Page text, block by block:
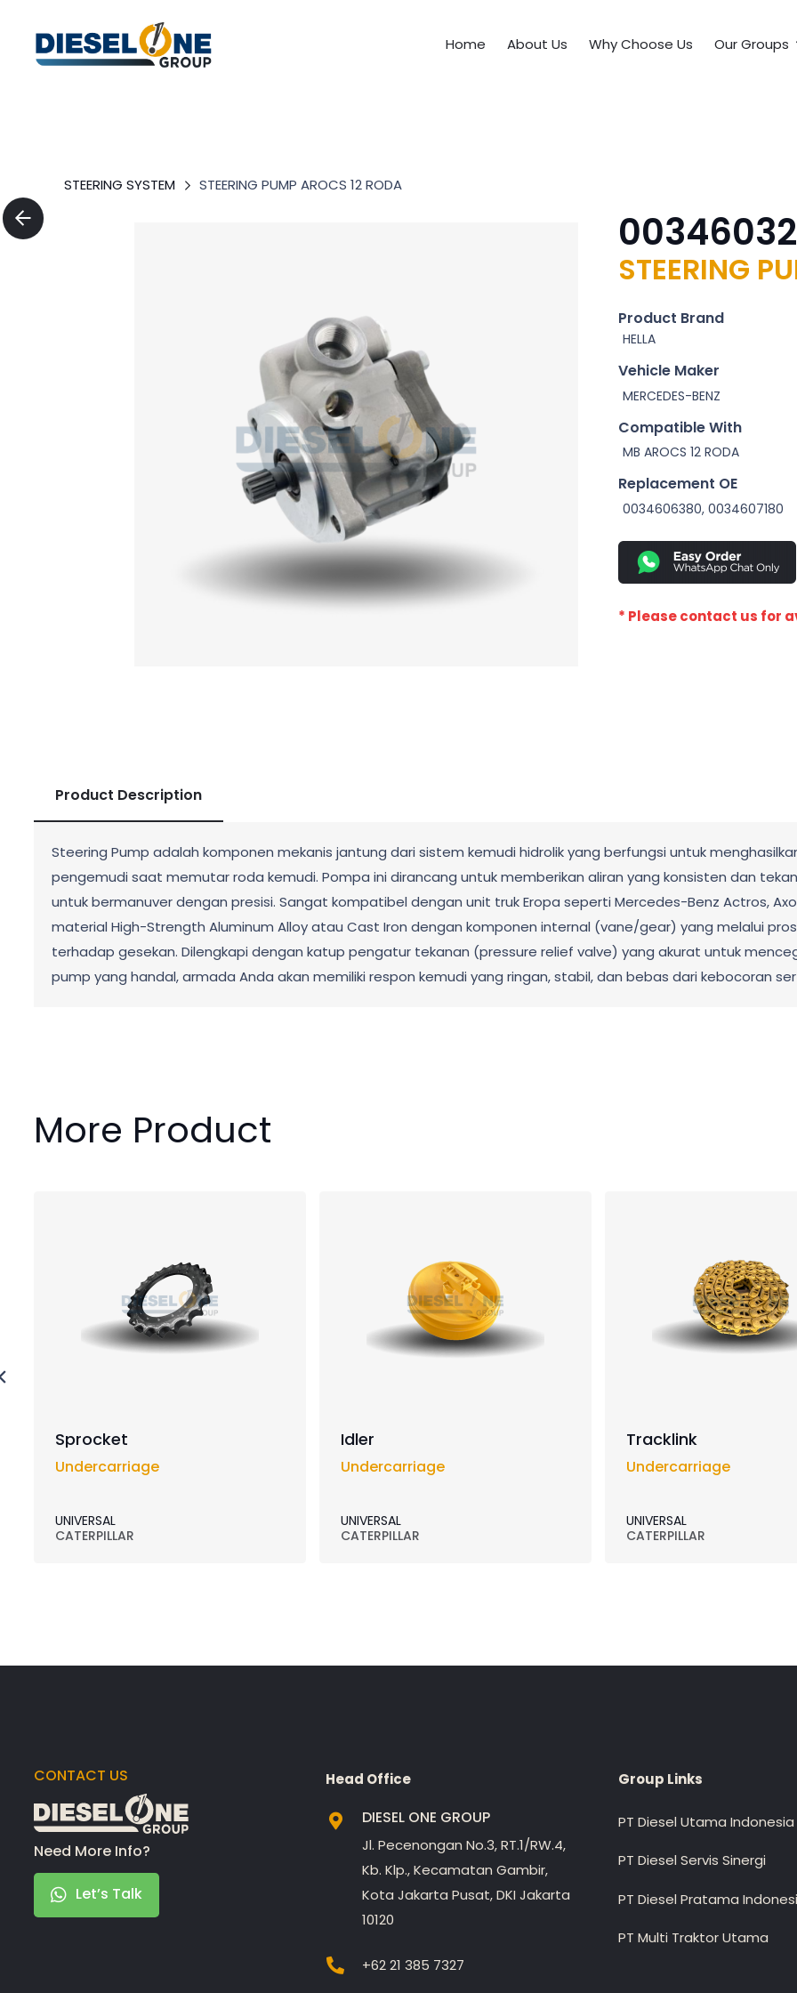
Home About Us Why Choose Us Our Groups
STEERING SYSTEM STEERING PUMP AROCS 12 RODA
STEERING
Product Brand
HELLA
Vehicle Maker
MERCEDES-BENZ
Compatible With
MB AROCS 12 RODA
Replacement OE
0034606380, 0034607180
* Please contact us for
Product Description
Steering Pump adalah komponen mekanis jantung dari sistem kemudi hidrolik yang berfungsi untuk
pengemudi saat memutar roda kemudi. Pompa ini dirancang untuk memberikan aliran yang konsisten dan
untuk bermanuver dengan presisi. Sangat kompatibel dengan unit truk Eropa seperti Mercedes-Benz Actros,
material High-Strength Aluminum Alloy atau Cast Iron dengan komponen internal (vane/gear) yang melalui
terhadap gesekan. Dilengkapi dengan katup pengatur tekanan (pressure relief valve) yang akurat untuk
pump yang handal, armada Anda akan memiliki respon kemudi yang ringan, stabil, dan bebas dari kebocoran
More Product
Sprocket
Undercarriage
UNIVERSAL
CATERPILLAR
Idler
Undercarriage
UNIVERSAL
CATERPILLAR
Tracklink
Undercarriage
UNIVERSAL
CATERPILLAR
CONTACT US
Need More Info?
Let’s Talk
Head Office
DIESEL ONE GROUP
Jl. Pecenongan No.3, RT.1/RW.4,
Kb. Klp., Kecamatan Gambir,
Kota Jakarta Pusat, DKI Jakarta
10120
+62 21 385 7327
Group Links
PT Diesel Utama Indonesia
PT Diesel Servis Sinergi
PT Diesel Pratama
PT Multi Traktor Utama